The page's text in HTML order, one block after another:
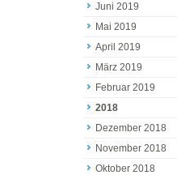
Juni 2019
Mai 2019
April 2019
März 2019
Februar 2019
2018
Dezember 2018
November 2018
Oktober 2018